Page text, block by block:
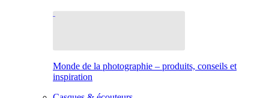
Monde de la photographie – produits, conseils et
inspiration